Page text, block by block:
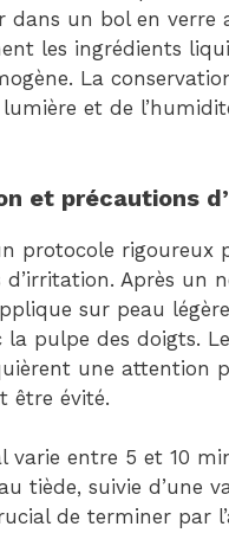
un bol en verre
les ingrédients
La
et de
et précautions
protocole
Après un
sur peau
la pulpe des doigts.
une attention
être évité.
varie entre 5 et 10
tiède, suivie d’une
de terminer par